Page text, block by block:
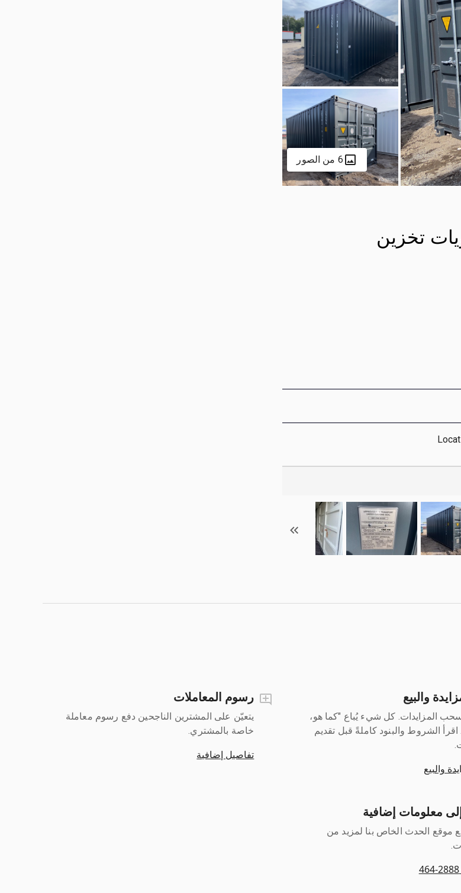
6 من الصور
والبيع
المزايدات. كل شيء يُباع "كما هو،
اقرأ الشروط والبنود كاملةً قبل تقديم
والبيع
رسوم المعاملات
يتعيّن على المشترين الناجحين دفع رسوم معاملة
خاصة بالمشتري.
تفاصيل إضافية
معلومات إضافية
موقع الحدث الخاص بنا لمزيد من